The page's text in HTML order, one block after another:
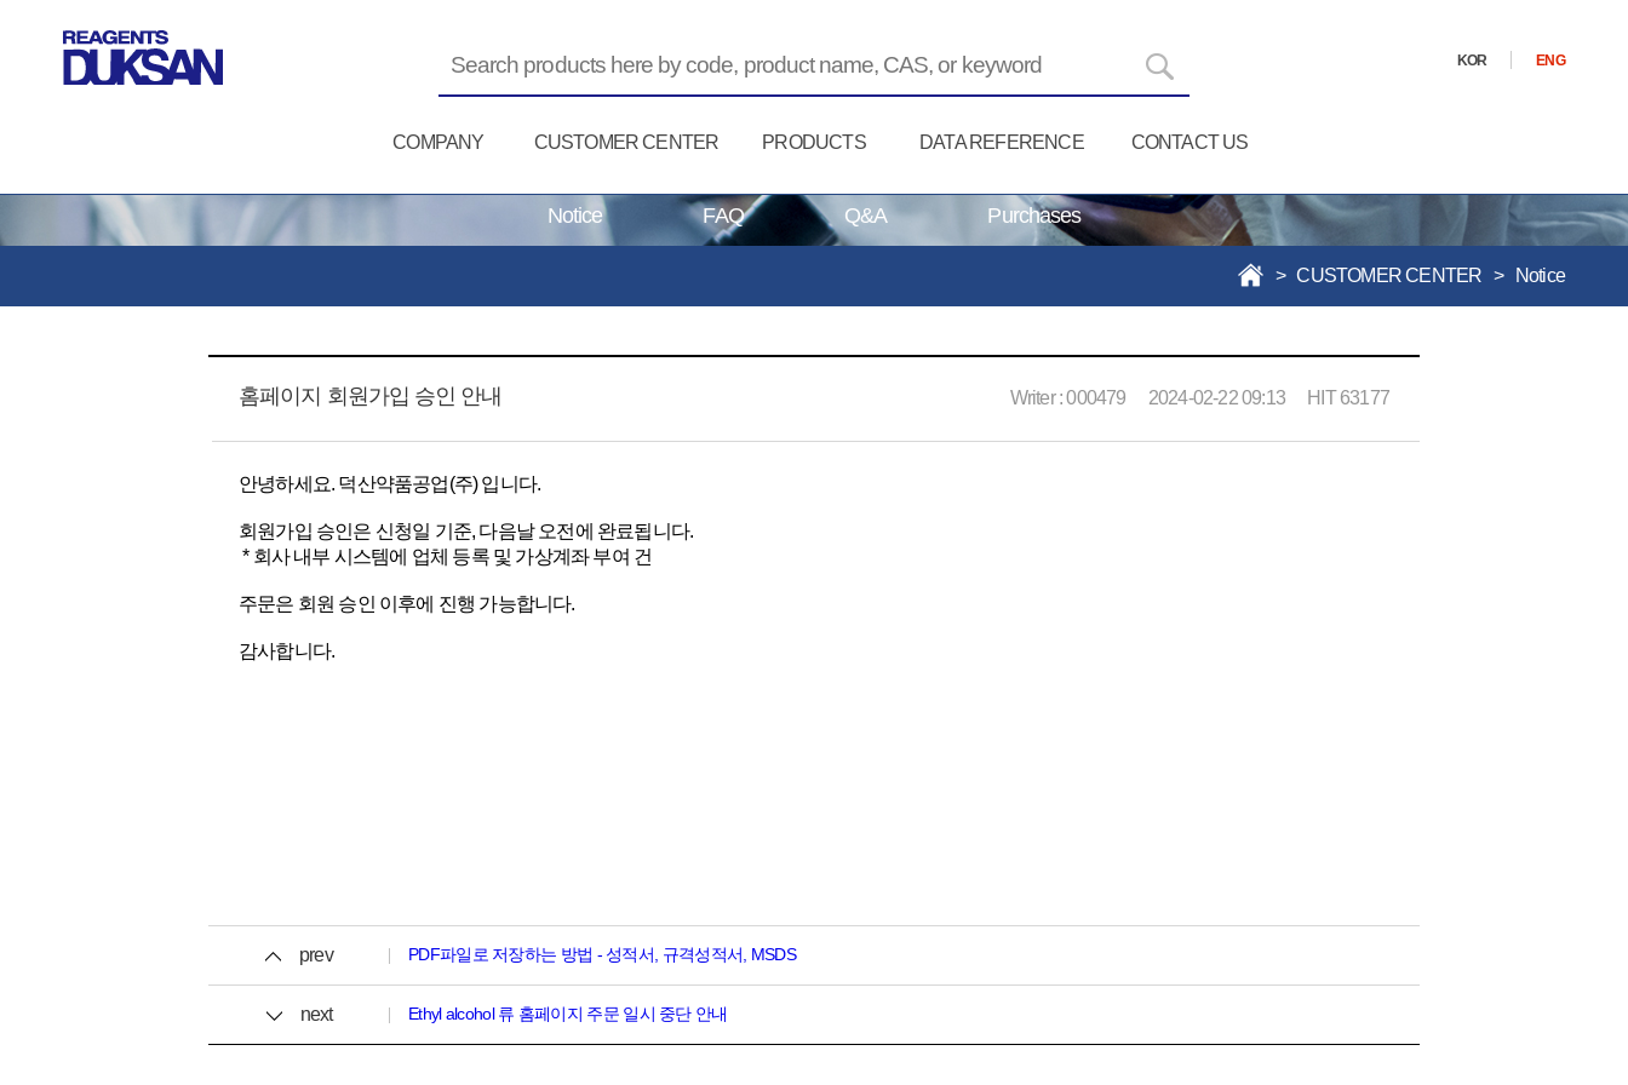
KOR ENG
COMPANY CUSTOMER CENTER PRODUCTS DATA REFERENCE CONTACT US
Notice FAQ Q&A Purchases
> CUSTOMER CENTER > Notice
홈페이지 회원가입 승인 안내 Writer :000479 2024-02-22 09:13 HIT 63177
안녕하세요. 덕산약품공업(주) 입니다.
회원가입 승인은 신청일 기준, 다음날 오전에 완료됩니다.
* 회사 내부 시스템에 업체 등록 및 가상계좌 부여 건
주문은 회원 승인 이후에 진행 가능합니다.
감사합니다.
prev PDF파일로 저장하는 방법 - 성적서, 규격성적서, MSDS
next Ethyl alcohol 류 홈페이지 주문 일시 중단 안내